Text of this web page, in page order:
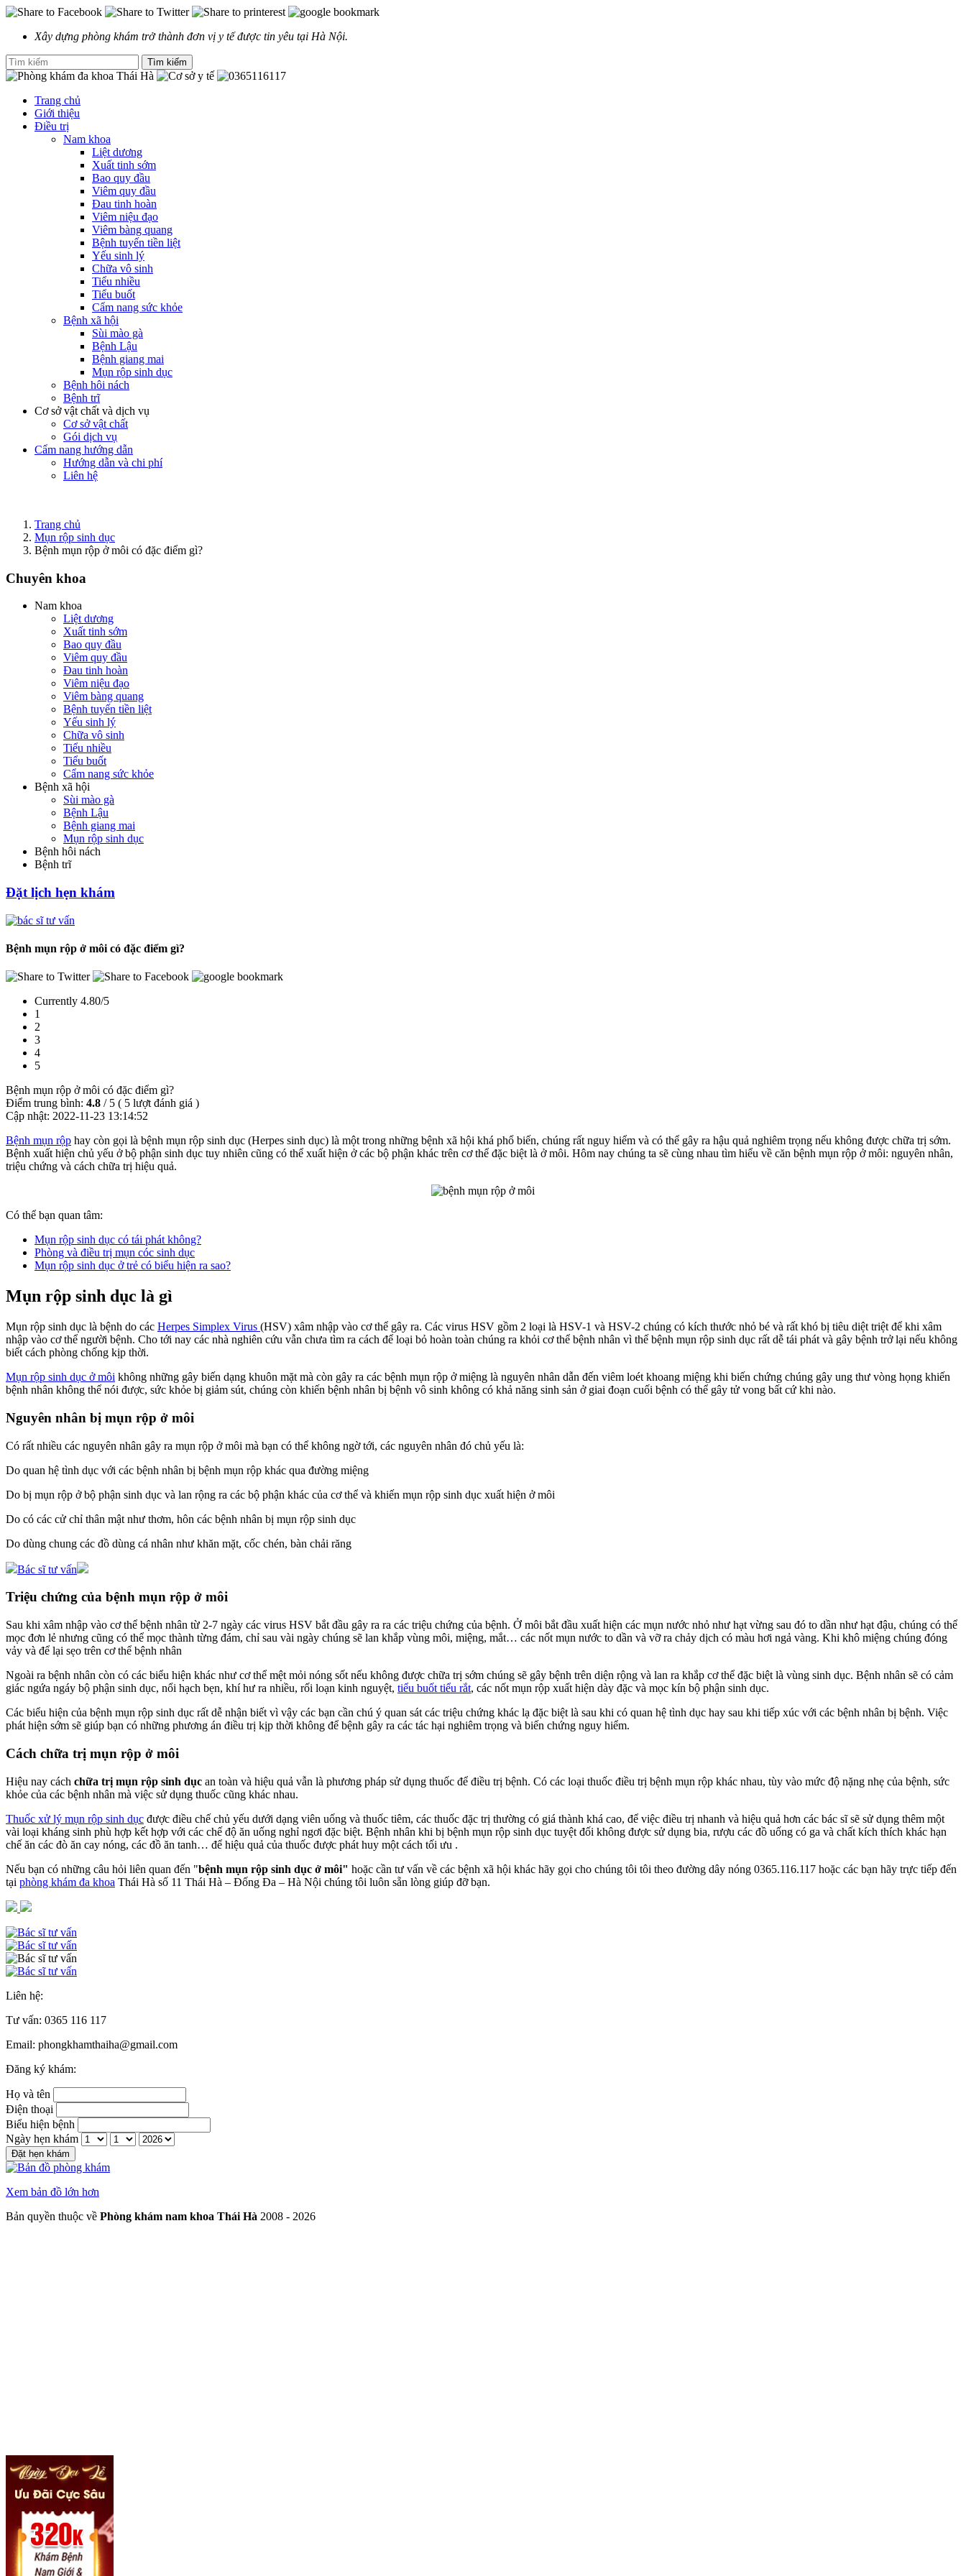
Xây dựng phòng khám trở thành đơn vị y tế được tin yêu tại Hà Nội.
Trang chủ
Giới thiệu
Điều trị
Nam khoa
Liệt dương
Xuất tinh sớm
Bao quy đầu
Viêm quy đầu
Đau tinh hoàn
Viêm niệu đạo
Viêm bàng quang
Bệnh tuyến tiền liệt
Yếu sinh lý
Chữa vô sinh
Tiểu nhiều
Tiểu buốt
Cẩm nang sức khỏe
Bệnh xã hội
Sùi mào gà
Bệnh Lậu
Bệnh giang mai
Mụn rộp sinh dục
Bệnh hôi nách
Bệnh trĩ
Cơ sở vật chất và dịch vụ
Cơ sở vật chất
Gói dịch vụ
Cẩm nang hướng dẫn
Hướng dẫn và chi phí
Liên hệ
Trang chủ
Mụn rộp sinh dục
Bệnh mụn rộp ở môi có đặc điểm gì?
Chuyên khoa
Nam khoa
Liệt dương
Xuất tinh sớm
Bao quy đầu
Viêm quy đầu
Đau tinh hoàn
Viêm niệu đạo
Viêm bàng quang
Bệnh tuyến tiền liệt
Yếu sinh lý
Chữa vô sinh
Tiểu nhiều
Tiểu buốt
Cẩm nang sức khỏe
Bệnh xã hội
Sùi mào gà
Bệnh Lậu
Bệnh giang mai
Mụn rộp sinh dục
Bệnh hôi nách
Bệnh trĩ
Đặt lịch hẹn khám
Bệnh mụn rộp ở môi có đặc điểm gì?
Currently 4.80/5
1
2
3
4
5
Bệnh mụn rộp ở môi có đặc điểm gì?
Điểm trung bình: 4.8 / 5 ( 5 lượt đánh giá )
Cập nhật: 2022-11-23 13:14:52
Bệnh mụn rộp hay còn gọi là bệnh mụn rộp sinh dục (Herpes sinh dục) là một trong những bệnh xã hội khá phổ biến, chúng rất nguy hiểm và có thể gây ra hậu quả nghiêm trọng nếu không được chữa trị sớm.
Bệnh xuất hiện chủ yếu ở bộ phận sinh dục tuy nhiên cũng có thể xuất hiện ở các bộ phận khác trên cơ thể đặc biệt là ở môi. Hôm nay chúng ta sẽ cùng nhau tìm hiểu về căn bệnh mụn rộp ở môi: nguyên nhân,
triệu chứng và cách chữa trị hiệu quả.
Có thể bạn quan tâm:
Mụn rộp sinh dục có tái phát không?
Phòng và điều trị mụn cóc sinh dục
Mụn rộp sinh dục ở trẻ có biểu hiện ra sao?
Mụn rộp sinh dục là gì
Mụn rộp sinh dục là bệnh do các Herpes Simplex Virus (HSV) xâm nhập vào cơ thể gây ra. Các virus HSV gồm 2 loại là HSV-1 và HSV-2 chúng có kích thước nhỏ bé và rất khó bị tiêu diệt triệt để khi xâm
nhập vào cơ thể người bệnh. Cho tới nay các nhà nghiên cứu vẫn chưa tìm ra cách để loại bỏ hoàn toàn chúng ra khỏi cơ thể bệnh nhân vì thế bệnh mụn rộp sinh dục rất dễ tái phát và gây bệnh trở lại nếu không
biết cách phòng chống kịp thời.
Mụn rộp sinh dục ở môi không những gây biến dạng khuôn mặt mà còn gây ra các bệnh mụn rộp ở miệng là nguyên nhân dẫn đến viêm loét khoang miệng khi biến chứng chúng gây ung thư vòng họng khiến
bệnh nhân không thể nói được, sức khỏe bị giảm sút, chúng còn khiến bệnh nhân bị bệnh vô sinh không có khả năng sinh sản ở giai đoạn cuối bệnh có thể gây tử vong bất cứ khi nào.
Nguyên nhân bị mụn rộp ở môi
Có rất nhiều các nguyên nhân gây ra mụn rộp ở môi mà bạn có thể không ngờ tới, các nguyên nhân đó chủ yếu là:
Do quan hệ tình dục với các bệnh nhân bị bệnh mụn rộp khác qua đường miệng
Do bị mụn rộp ở bộ phận sinh dục và lan rộng ra các bộ phận khác của cơ thể và khiến mụn rộp sinh dục xuất hiện ở môi
Do có các cử chỉ thân mật như thơm, hôn các bệnh nhân bị mụn rộp sinh dục
Do dùng chung các đồ dùng cá nhân như khăn mặt, cốc chén, bàn chải răng
Bác sĩ tư vấn
Triệu chứng của bệnh mụn rộp ở môi
Sau khi xâm nhập vào cơ thể bệnh nhân từ 2-7 ngày các virus HSV bắt đầu gây ra ra các triệu chứng của bệnh. Ở môi bắt đầu xuất hiện các mụn nước nhỏ như hạt vừng sau đó to dần như hạt đậu, chúng có thể
mọc đơn lẻ nhưng cũng có thể mọc thành từng đám, chỉ sau vài ngày chúng sẽ lan khắp vùng môi, miệng, mắt… các nốt mụn nước to dần và vỡ ra chảy dịch có màu hơi ngả vàng. Khi khô miệng chúng đóng
vảy và để lại sẹo trên cơ thể bệnh nhân
Ngoài ra bệnh nhân còn có các biểu hiện khác như cơ thể mệt mỏi nóng sốt nếu không được chữa trị sớm chúng sẽ gây bệnh trên diện rộng và lan ra khắp cơ thể đặc biệt là vùng sinh dục. Bệnh nhân sẽ có cảm
giác ngứa ngáy bộ phận sinh dục, nổi hạch bẹn, khí hư ra nhiều, rối loạn kinh nguyệt, tiểu buốt tiểu rắt, các nốt mụn rộp xuất hiện dày đặc và mọc kín bộ phận sinh dục.
Các biểu hiện của bệnh mụn rộp sinh dục rất dễ nhận biết vì vậy các bạn cần chú ý quan sát các triệu chứng khác lạ đặc biệt là sau khi có quan hệ tình dục hay sau khi tiếp xúc với các bệnh nhân bị bệnh. Việc
phát hiện sớm sẽ giúp bạn có những phương án điều trị kịp thời không để bệnh gây ra các tác hại nghiêm trọng và biến chứng nguy hiểm.
Cách chữa trị mụn rộp ở môi
Hiệu nay cách chữa trị mụn rộp sinh dục an toàn và hiệu quả vẫn là phương pháp sử dụng thuốc để điều trị bệnh. Có các loại thuốc điều trị bệnh mụn rộp khác nhau, tùy vào mức độ nặng nhẹ của bệnh, sức
khỏe của các bệnh nhân mà việc sử dụng thuốc cũng khác nhau.
Thuốc xử lý mụn rộp sinh dục được điều chế chủ yếu dưới dạng viên uống và thuốc tiêm, các thuốc đặc trị thường có giá thành khá cao, để việc điều trị nhanh và hiệu quả hơn các bác sĩ sẽ sử dụng thêm một
vài loại kháng sinh phù hợp kết hợp với các chế độ ăn uống nghỉ ngơi đặc biệt. Bệnh nhân khi bị bệnh mụn rộp sinh dục tuyệt đối không được sử dụng bia, rượu các đồ uống có ga và chất kích thích khác hạn
chế ăn các đò ăn cay nóng, các đồ ăn tanh… để hiệu quả của thuốc được phát huy một cách tối ưu .
Nếu bạn có những câu hỏi liên quan đến "bệnh mụn rộp sinh dục ở môi" hoặc cần tư vấn về các bệnh xã hội khác hãy gọi cho chúng tôi tôi theo đường dây nóng 0365.116.117 hoặc các bạn hãy trực tiếp đến
tại phòng khám đa khoa Thái Hà số 11 Thái Hà – Đống Đa – Hà Nội chúng tôi luôn sẵn lòng giúp đỡ bạn.
Liên hệ:
Tư vấn: 0365 116 117
Email: phongkhamthaiha@gmail.com
Đăng ký khám:
Họ và tên
Điện thoại
Biểu hiện bệnh
Ngày hẹn khám
Đặt hẹn khám
Xem bản đồ lớn hơn
Bản quyền thuộc về Phòng khám nam khoa Thái Hà 2008 - 2026